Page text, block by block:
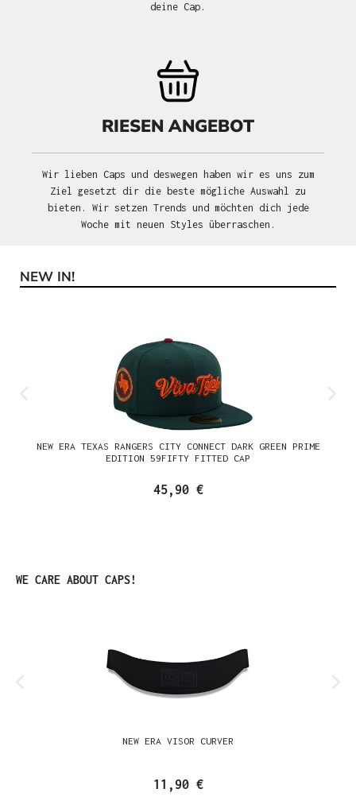
deine Cap.
RIESEN ANGEBOT
Wir lieben Caps und deswegen haben wir es uns zum
Ziel gesetzt dir die beste mögliche Auswahl zu
bieten. Wir setzen Trends und möchten dich jede
Woche mit neuen Styles überraschen.
Produktgalerie überspringen
NEW IN!
NEW ERA TEXAS RANGERS CITY CONNECT DARK GREEN PRIME
EDITION 59FIFTY FITTED CAP
45,90 €
Produktgalerie überspringen
WE CARE ABOUT CAPS!
NEW ERA VISOR CURVER
11,90 €